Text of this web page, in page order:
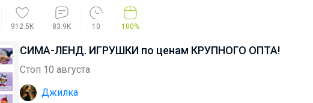
912.5K 83.9K 10 100%
СИМА-ЛЕНД. ИГРУШКИ по ценам КРУПНОГО ОПТА!
Стоп 10 августа
Джилка